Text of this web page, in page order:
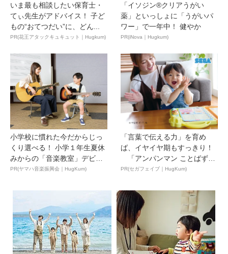
いま最も相談したい保育士・
てぃ先生がアドバイス！ 子ど
もの“おてつだい”に、どん...
PR(花王アタックキュキュット｜Hugkum)
「イソジン®クリアうがい
薬」といっしょに「うがいパ
ワー」で一年中！ 健やか
PR(iNova｜Hugkum)
小学校に慣れた今だからじっ
くり選べる！ 小学１年生夏休
みからの「音楽教室」デビ
ュ...
PR(ヤマハ音楽振興会｜HugKum)
「言葉で伝える力」を育め
ば、イヤイヤ期もすっきり！
「アンパンマン ことばずか
ん...
PR(セガフェイブ｜HugKum)